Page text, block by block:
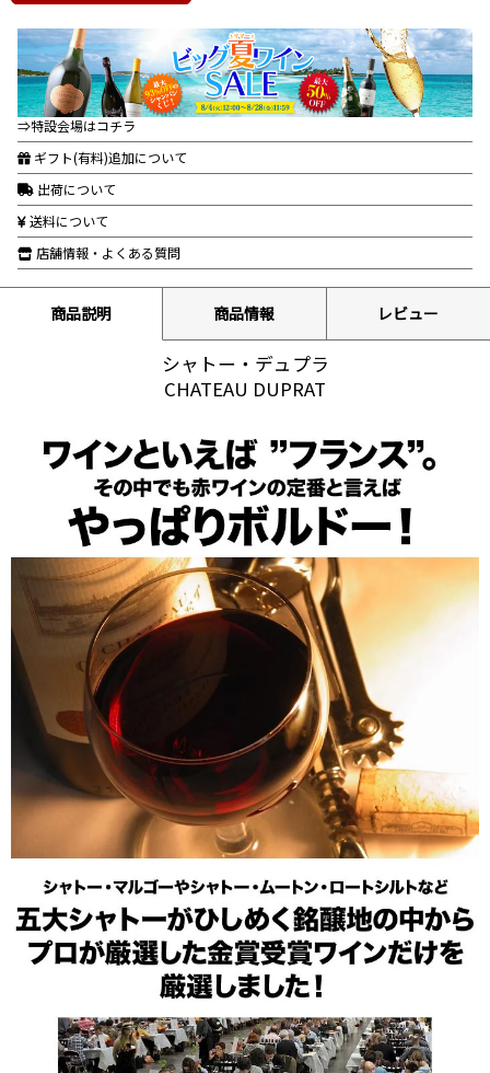
⇒特設会場はコチラ
ギフト(有料)追加について
出荷について
送料について
店舗情報・よくある質問
商品説明 商品情報 レビュー
シャトー・デュプラ
CHATEAU DUPRAT